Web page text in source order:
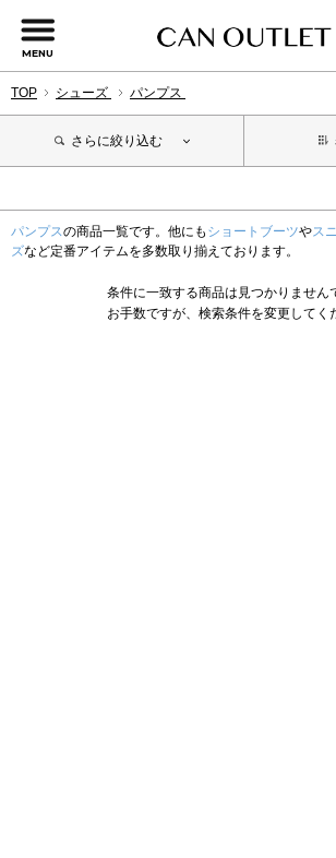
MENU
TOP シューズ パンプス
さらに絞り込む
パンプスの商品一覧です。他にも ショートブーツやス
ズなど定番アイテムを多数取り揃えております。
条件に一致する商品は見つかりません
お手数ですが、検索条件を変更してく